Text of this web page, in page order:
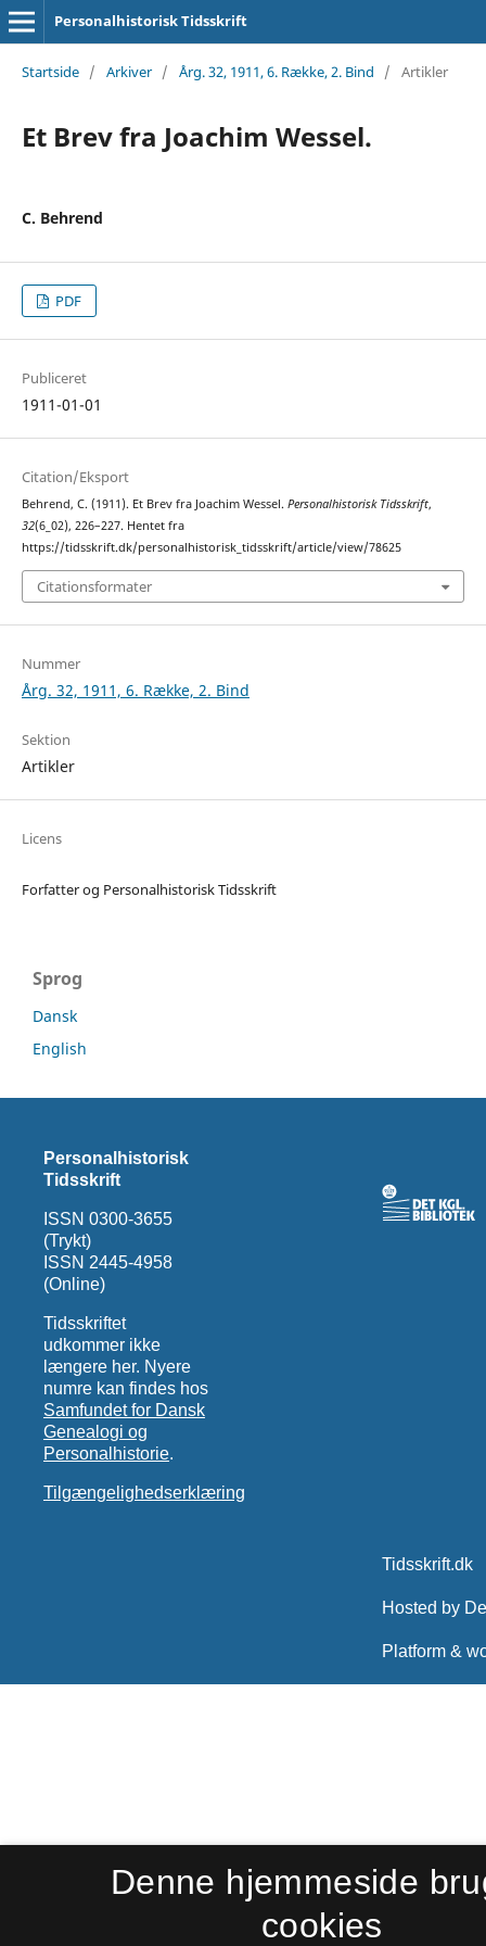
Personalhistorisk Tidsskrift
Startside / Arkiver / Årg. 32, 1911, 6. Række, 2. Bind / Artikler
Et Brev fra Joachim Wessel.
C. Behrend
PDF
Publiceret
1911-01-01
Citation/Eksport
Behrend, C. (1911). Et Brev fra Joachim Wessel. Personalhistorisk Tidsskrift,
32(6_02), 226–227. Hentet fra
https://tidsskrift.dk/personalhistorisk_tidsskrift/article/view/78625
Citationsformater
Nummer
Årg. 32, 1911, 6. Række, 2. Bind
Sektion
Artikler
Licens
Forfatter og Personalhistorisk Tidsskrift
Sprog
Dansk
English
Personalhistorisk
Tidsskrift
ISSN 0300-3655
(Trykt)
ISSN 2445-4958
(Online)
Tidsskriftet
udkommer ikke
længere her. Nyere
numre kan findes hos
Samfundet for Dansk
Genealogi og
Personalhistorie.
Tilgængelighedserklæring
Denne hjemmeside
cookies